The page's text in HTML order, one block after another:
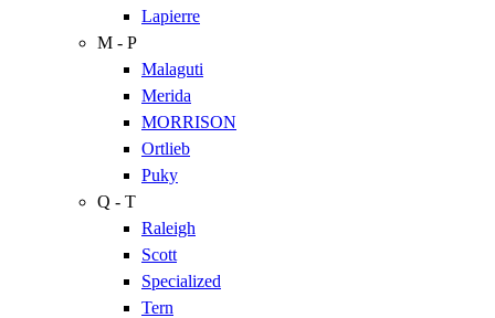
Lapierre
M - P
Malaguti
Merida
MORRISON
Ortlieb
Puky
Q - T
Raleigh
Scott
Specialized
Tern